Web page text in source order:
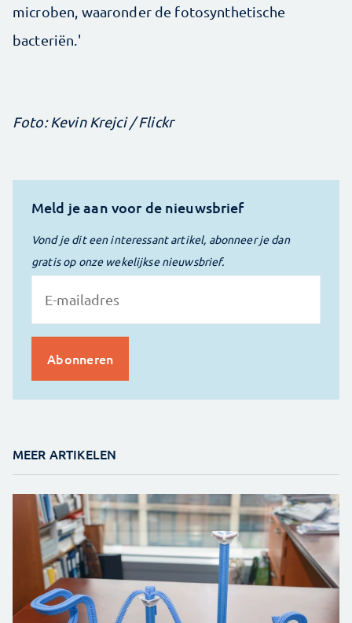
microben, waaronder de fotosynthetische
bacteriën.'
Foto: Kevin Krejci / Flickr
Meld je aan voor de nieuwsbrief
Vond je dit een interessant artikel, abonneer je dan
gratis op onze wekelijkse nieuwsbrief.
MEER ARTIKELEN